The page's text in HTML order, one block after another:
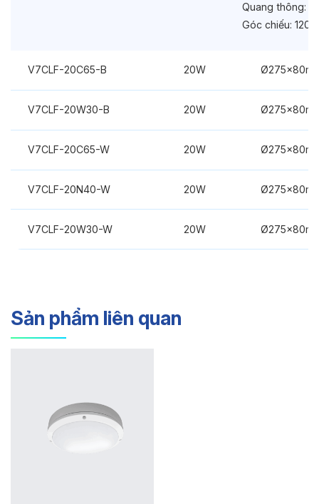
Quang thông:
Góc chiếu: 120°
V7CLF-20C65-B 20W
V7CLF-20W30-B 20W
V7CLF-20C65-W 20W
V7CLF-20N40-W 20W
V7CLF-20W30-W 20W
Sản phẩm liên quan